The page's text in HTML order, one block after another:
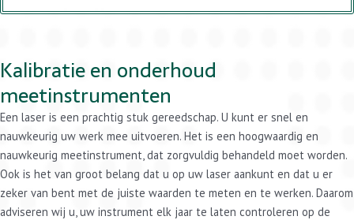
Kalibratie en onderhoud
meetinstrumenten
Een laser is een prachtig stuk gereedschap. U kunt er snel en
nauwkeurig uw werk mee uitvoeren. Het is een hoogwaardig en
nauwkeurig meetinstrument, dat zorgvuldig behandeld moet worden.
Ook is het van groot belang dat u op uw laser aankunt en dat u er
zeker van bent met de juiste waarden te meten en te werken. Daarom
adviseren wij u, uw instrument elk jaar te laten controleren op de